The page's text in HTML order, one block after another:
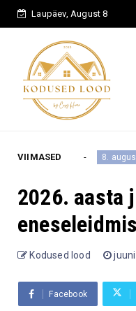
Laupäev, August 8
VIIMASED
8. august 8. august toob
2026. aasta
Kodused lood
Facebook